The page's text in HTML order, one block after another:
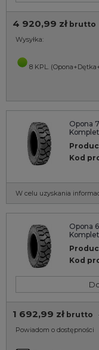
4 920,99 zł brutto
Wysyłka:
8 KPL.
Opona
Kod
W celu uzyskania
Opona
Kod
1 692,99 zł brutto
Powiadom o dostępności